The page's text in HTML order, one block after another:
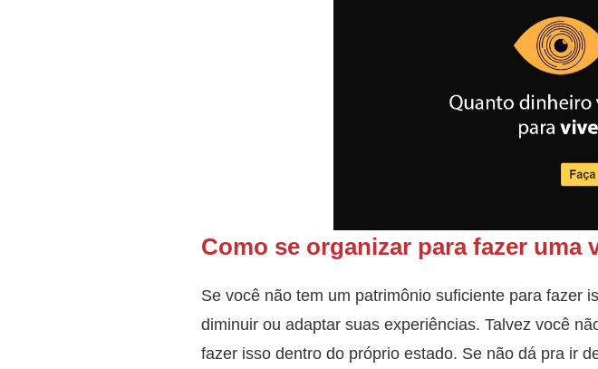
Como se organizar para fazer uma
Se você não tem um patrimônio suficiente para fazer
diminuir ou adaptar suas experiências. Talvez você
fazer isso dentro do próprio estado. Se não dá pra ir